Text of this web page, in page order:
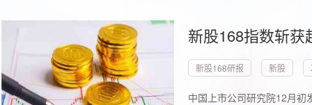
新股168指数斩
新股168研报 新股
中国上市公司研究院12月初